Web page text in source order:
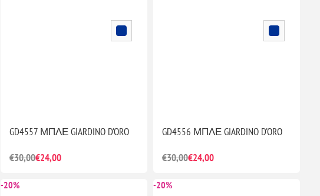
GD4557 ΜΠΛΕ GIARDINO D'ORO
€30,00€24,00
GD4556 ΜΠΛΕ GIARDINO D'ORO
€30,00€24,00
-20% -20%